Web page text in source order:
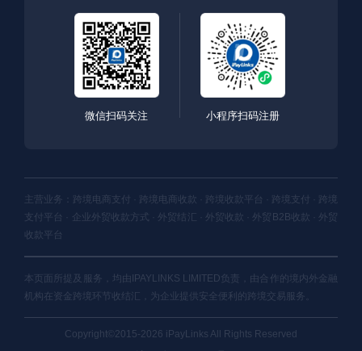
微信扫码关注 小程序扫码注册
主营业务：跨境电商支付 · 跨境电商收款 · 跨境收款平台 · 跨境支付 · 跨境
支付平台 · 企业外贸收款方式 · 外贸结汇 · 外贸收款 · 外贸B2B收款 · 外贸
收款平台
本页面所提及服务，均由IPAYLINKS LIMITED负责，由合作的境内外金融
机构在资金跨境环节收结汇，为企业提供安全便利的跨境交易服务。
Copyright©2015-2026 iPayLinks All Rights Reserved